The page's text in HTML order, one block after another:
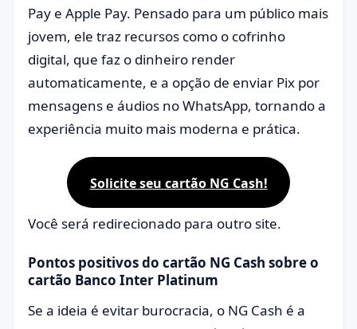
Pay e Apple Pay. Pensado para um público mais
jovem, ele traz recursos como o cofrinho
digital, que faz o dinheiro render
automaticamente, e a opção de enviar Pix por
mensagens e áudios no WhatsApp, tornando a
experiência muito mais moderna e prática.
Solicite seu cartão NG Cash!
Você será redirecionado para outro site.
Pontos positivos do cartão NG Cash sobre o
cartão Banco Inter Platinum
Se a ideia é evitar burocracia, o NG Cash é a